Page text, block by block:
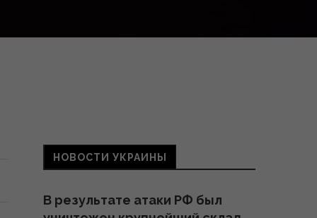
НОВОСТИ УКРАИНЫ
В результате атаки РФ был